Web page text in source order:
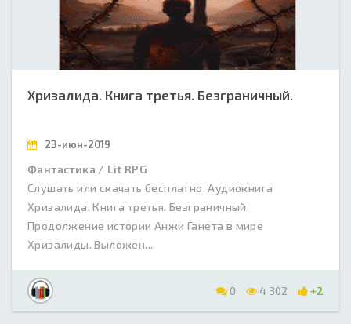
Хризалида. Книга третья. Безграничный.
23-июн-2019
Фантастика / Lit RPG
Слушать или скачать бесплатно. Аудиокнига
Хризалида. Книга третья. Безграничный.
Продолжение истории Анжи Ганета в мире
Хризалиды. Выложен...
0 4 302 +2